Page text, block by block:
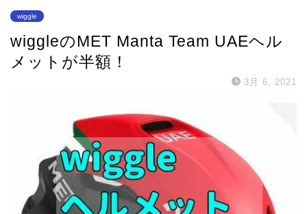
wiggle
wiggleのMET Manta Team UAEヘル
メットが半額！
3月 6, 2021